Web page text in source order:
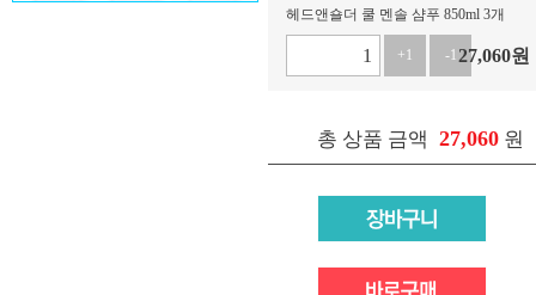
헤드앤숄더 쿨 멘솔 샴푸 850ml 3개
+1 -127,060원
총 상품 금액 27,060 원